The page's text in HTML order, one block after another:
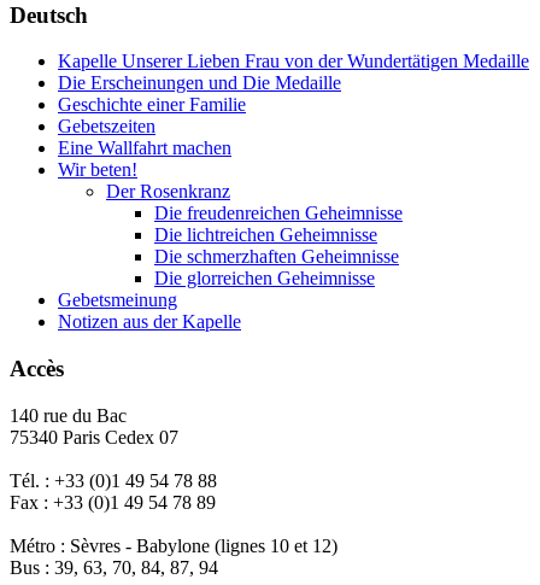
Deutsch
Kapelle Unserer Lieben Frau von der Wundertätigen Medaille
Die Erscheinungen und Die Medaille
Geschichte einer Familie
Gebetszeiten
Eine Wallfahrt machen
Wir beten!
Der Rosenkranz
Die freudenreichen Geheimnisse
Die lichtreichen Geheimnisse
Die schmerzhaften Geheimnisse
Die glorreichen Geheimnisse
Gebetsmeinung
Notizen aus der Kapelle
Accès
140 rue du Bac
75340 Paris Cedex 07
Tél. : +33 (0)1 49 54 78 88
Fax : +33 (0)1 49 54 78 89
Métro : Sèvres - Babylone (lignes 10 et 12)
Bus : 39, 63, 70, 84, 87, 94